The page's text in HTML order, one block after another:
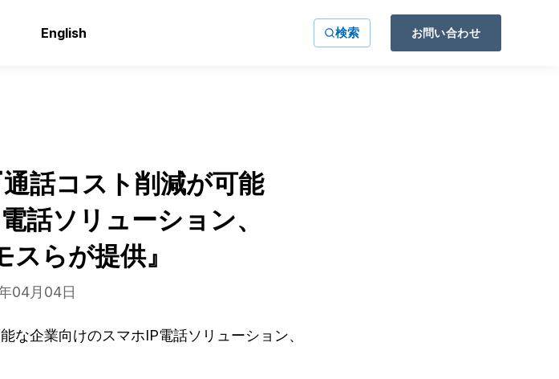
English 検索 お問い合わせ
話コスト削減が可能
話ソリューション、
スらが提供』
04月04日
企業向けのスマホIP電話ソリューション、